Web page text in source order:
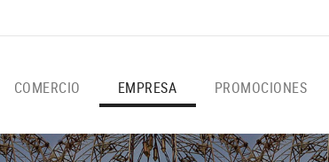
COMERCIO EMPRESA PROMOCIONES